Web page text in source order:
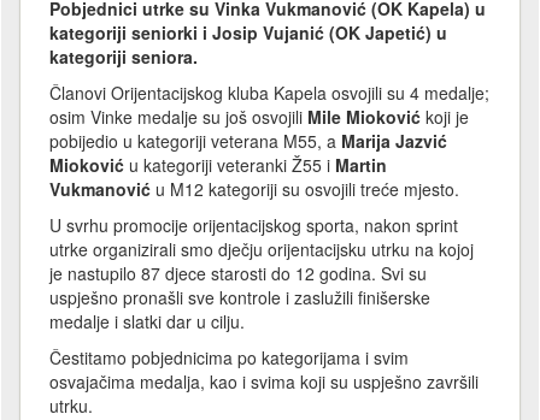
Pobjednici utrke su Vinka Vukmanović (OK Kapela) u
kategoriji seniorki i Josip Vujanić (OK Japetić) u
kategoriji seniora.
Članovi Orijentacijskog kluba Kapela osvojili su 4 medalje;
osim Vinke medalje su još osvojili Mile Mioković koji je
pobijedio u kategoriji veterana M55, a Marija Jazvić
Mioković u kategoriji veteranki Ž55 i Martin
Vukmanović u M12 kategoriji su osvojili treće mjesto.
U svrhu promocije orijentacijskog sporta, nakon sprint
utrke organizirali smo dječju orijentacijsku utrku na kojoj
je nastupilo 87 djece starosti do 12 godina. Svi su
uspješno pronašli sve kontrole i zaslužili finišerske
medalje i slatki dar u cilju.
Čestitamo pobjednicima po kategorijama i svim
osvajačima medalja, kao i svima koji su uspješno završili
utrku.